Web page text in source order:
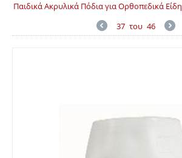
Παιδικά Ακρυλικά Πόδια για Ορθοπεδικά Είδη
37 του 46